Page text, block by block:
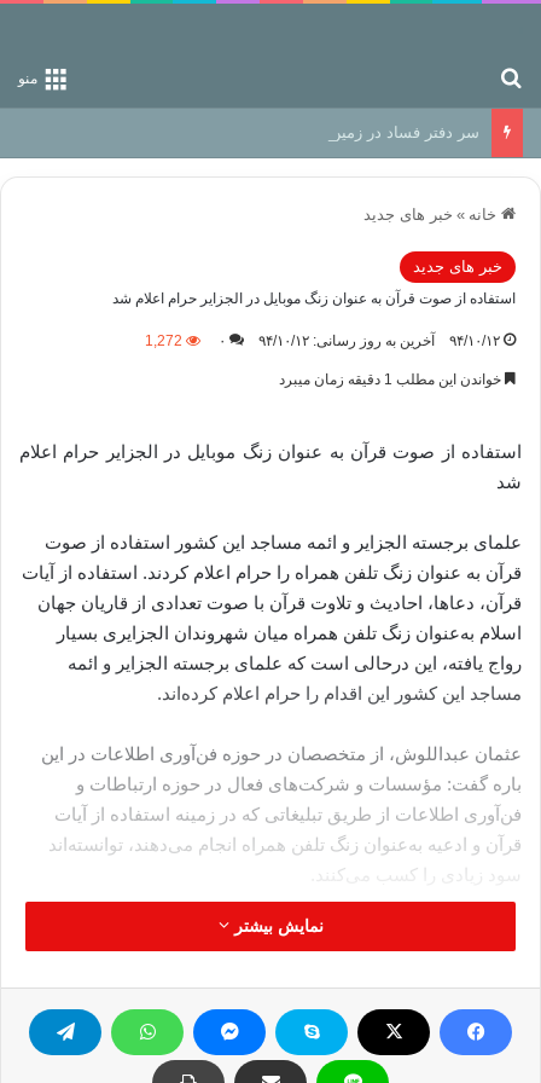
منو
سر دفتر فساد در زمین‌، دوری وکناره‌گیری از راه خداست‌!
خانه » خبر های جدید
خبر های جدید
استفاده از صوت قرآن به عنوان زنگ موبایل در الجزایر حرام اعلام شد
۹۴/۱۰/۱۲ آخرین به روز رسانی: ۹۴/۱۰/۱۲ ۰ 1,272
خواندن این مطلب 1 دقیقه زمان میبرد
استفاده از صوت قرآن به عنوان زنگ موبایل در الجزایر حرام اعلام
شد
علمای برجسته الجزایر و ائمه مساجد این کشور استفاده از صوت
قرآن به عنوان زنگ تلفن همراه را حرام اعلام کردند. استفاده از آیات
قرآن، دعاها، احادیث و تلاوت قرآن با صوت تعدادی از قاریان جهان
اسلام به‌عنوان زنگ تلفن همراه میان شهروندان الجزایری بسیار
رواج یافته، این درحالی است که علمای برجسته الجزایر و ائمه
مساجد این کشور این اقدام را حرام اعلام کرده‌اند.
عثمان عبداللوش، از متخصصان در حوزه فن‌آوری اطلاعات در این
باره گفت: مؤسسات و شرکت‌های فعال در حوزه ارتباطات و
فن‌آوری اطلاعات از طریق تبلیغاتی که در زمینه استفاده از آیات
قرآن و ادعیه به‌عنوان زنگ تلفن همراه انجام می‌دهند، توانسته‌اند
سود زیادی را کسب می‌کنند.
وی در ادامه با تأکید بر این که این عمل کاملا تجاری است،‌ عنوان
می‌گیرد و این شرکت‌ها به نام دین از این فرصت در جهت منافع خود
استفاده می‌کنند.
نمایش بیشتر